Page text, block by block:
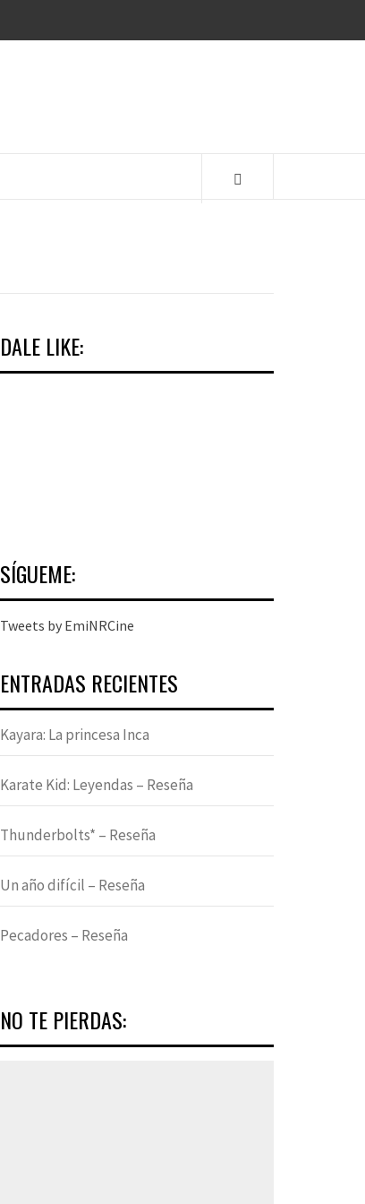
DALE LIKE:
SÍGUEME:
Tweets by EmiNRCine
ENTRADAS RECIENTES
Kayara: La princesa Inca
Karate Kid: Leyendas – Reseña
Thunderbolts* – Reseña
Un año difícil – Reseña
Pecadores – Reseña
NO TE PIERDAS: